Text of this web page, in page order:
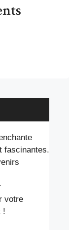
fascinantes.
votre
!